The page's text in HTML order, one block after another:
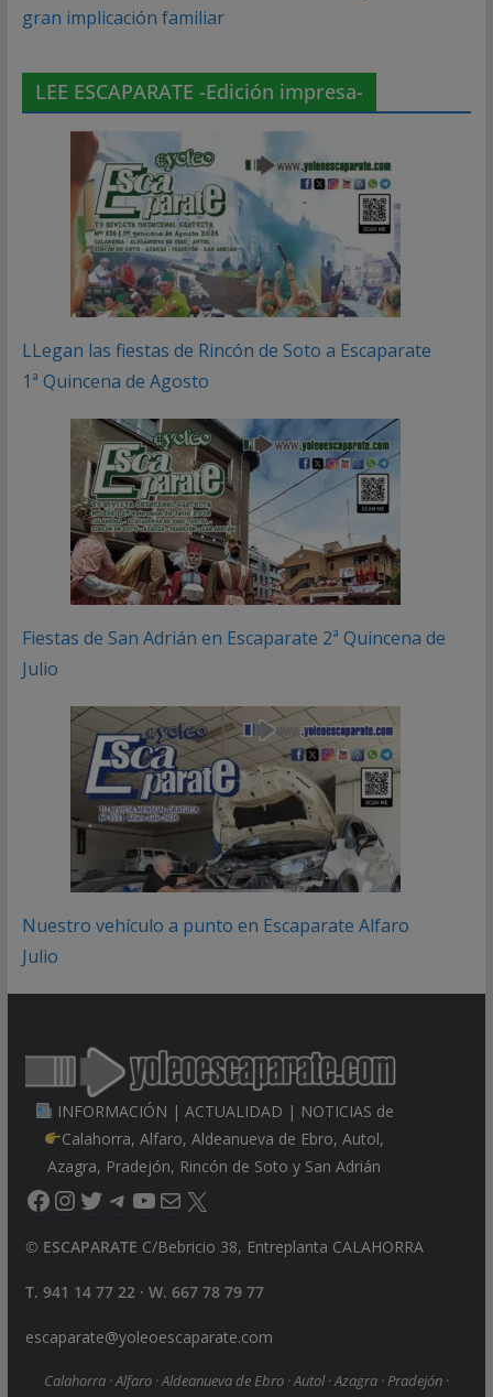
gran implicación familiar
LEE ESCAPARATE -Edición impresa-
LLegan las fiestas de Rincón de Soto a Escaparate
1ª Quincena de Agosto
Fiestas de San Adrián en Escaparate 2ª Quincena de
Julio
Nuestro vehículo a punto en Escaparate Alfaro
Julio
INFORMACIÓN | ACTUALIDAD | NOTICIAS de
Calahorra, Alfaro, Aldeanueva de Ebro, Autol,
Azagra, Pradejón, Rincón de Soto y San Adrián
Facebook
Instagram
Twitter
Telegram
YouTube
Correo electrónico
X
© ESCAPARATE C/Bebricio 38, Entreplanta CALAHORRA
T. 941 14 77 22 · W. 667 78 79 77
escaparate@yoleoescaparate.com
Calahorra · Alfaro · Aldeanueva de Ebro · Autol · Azagra · Pradejón ·